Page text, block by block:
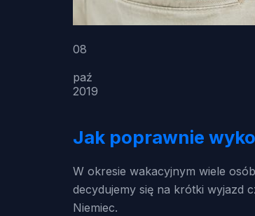
08
paź
2019
Jak poprawnie
W okresie wakacyjnym wiele
decydujemy się na krótki wyjazd
Niemiec.